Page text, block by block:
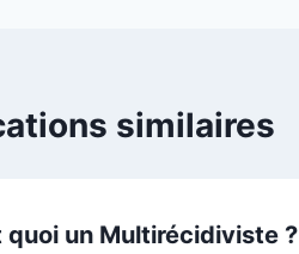
similaires
quoi un Multirécidiviste ?